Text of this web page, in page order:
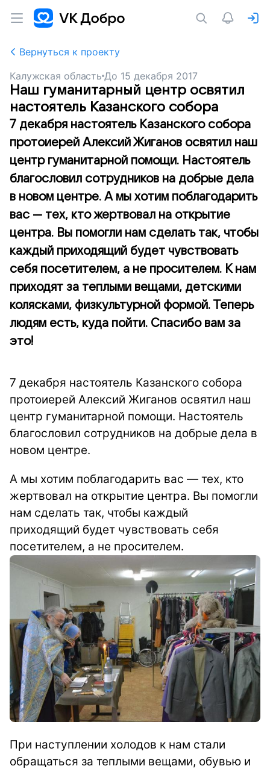
Вернуться к проекту
Калужская область До 15 декабря 2017
Наш гуманитарный центр освятил
настоятель Казанского собора
7 декабря настоятель Казанского собора
протоиерей Алексий Жиганов освятил наш
центр гуманитарной помощи. Настоятель
благословил сотрудников на добрые дела
в новом центре. А мы хотим поблагодарить
вас — тех, кто жертвовал на открытие
центра. Вы помогли нам сделать так, чтобы
каждый приходящий будет чувствовать
себя посетителем, а не просителем. К нам
приходят за теплыми вещами, детскими
колясками, физкультурной формой. Теперь
людям есть, куда пойти. Спасибо вам за
это!
7 декабря настоятель Казанского собора
протоиерей Алексий Жиганов освятил наш
центр гуманитарной помощи. Настоятель
благословил сотрудников на добрые дела в
новом центре.
А мы хотим поблагодарить вас — тех, кто
жертвовал на открытие центра. Вы помогли
нам сделать так, чтобы каждый
приходящий будет чувствовать себя
посетителем, а не просителем.
При наступлении холодов к нам стали
обращаться за теплыми вещами, обувью и